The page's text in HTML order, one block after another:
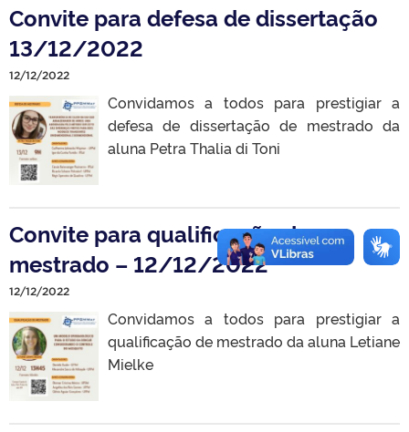
Convite para defesa de dissertação
13/12/2022
12/12/2022
Convidamos a todos para prestigiar a
defesa de dissertação de mestrado da
aluna Petra Thalia di Toni
Convite para qualificação de
mestrado – 12/12/2022
12/12/2022
Convidamos a todos para prestigiar a
qualificação de mestrado da aluna Letiane
Mielke